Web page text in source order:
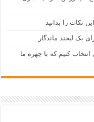
نکات را بدانید
یک لبخند ماندگار
کنیم که با چهره ما